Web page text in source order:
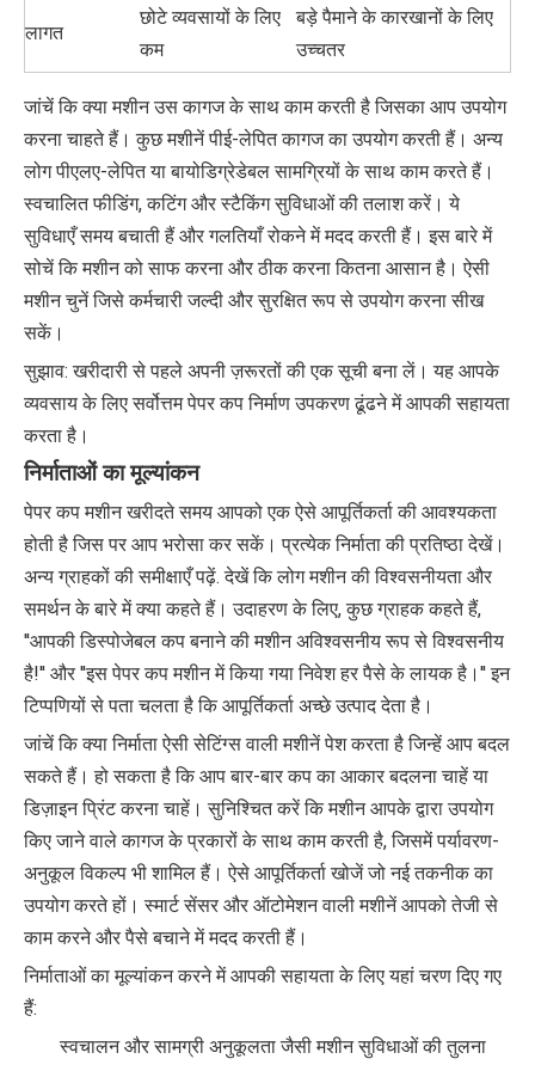
लागत
छोटे व्यवसायों के लिए
कम
बड़े पैमाने के कारखानों के लिए
उच्चतर
जांचें कि क्या मशीन उस कागज के साथ काम करती है जिसका आप उपयोग
करना चाहते हैं। कुछ मशीनें पीई-लेपित कागज का उपयोग करती हैं। अन्य
लोग पीएलए-लेपित या बायोडिग्रेडेबल सामग्रियों के साथ काम करते हैं।
स्वचालित फीडिंग, कटिंग और स्टैकिंग सुविधाओं की तलाश करें। ये
सुविधाएँ समय बचाती हैं और गलतियाँ रोकने में मदद करती हैं। इस बारे में
सोचें कि मशीन को साफ करना और ठीक करना कितना आसान है। ऐसी
मशीन चुनें जिसे कर्मचारी जल्दी और सुरक्षित रूप से उपयोग करना सीख
सकें।
सुझाव: खरीदारी से पहले अपनी ज़रूरतों की एक सूची बना लें। यह आपके
व्यवसाय के लिए सर्वोत्तम पेपर कप निर्माण उपकरण ढूंढने में आपकी सहायता
करता है।
निर्माताओं का मूल्यांकन
पेपर कप मशीन खरीदते समय आपको एक ऐसे आपूर्तिकर्ता की आवश्यकता
होती है जिस पर आप भरोसा कर सकें। प्रत्येक निर्माता की प्रतिष्ठा देखें।
अन्य ग्राहकों की समीक्षाएँ पढ़ें. देखें कि लोग मशीन की विश्वसनीयता और
समर्थन के बारे में क्या कहते हैं। उदाहरण के लिए, कुछ ग्राहक कहते हैं,
''आपकी डिस्पोजेबल कप बनाने की मशीन अविश्वसनीय रूप से विश्वसनीय
है!'' और ''इस पेपर कप मशीन में किया गया निवेश हर पैसे के लायक है।'' इन
टिप्पणियों से पता चलता है कि आपूर्तिकर्ता अच्छे उत्पाद देता है।
जांचें कि क्या निर्माता ऐसी सेटिंग्स वाली मशीनें पेश करता है जिन्हें आप बदल
सकते हैं। हो सकता है कि आप बार-बार कप का आकार बदलना चाहें या
डिज़ाइन प्रिंट करना चाहें। सुनिश्चित करें कि मशीन आपके द्वारा उपयोग
किए जाने वाले कागज के प्रकारों के साथ काम करती है, जिसमें पर्यावरण-
अनुकूल विकल्प भी शामिल हैं। ऐसे आपूर्तिकर्ता खोजें जो नई तकनीक का
उपयोग करते हों। स्मार्ट सेंसर और ऑटोमेशन वाली मशीनें आपको तेजी से
काम करने और पैसे बचाने में मदद करती हैं।
निर्माताओं का मूल्यांकन करने में आपकी सहायता के लिए यहां चरण दिए गए
हैं:
स्वचालन और सामग्री अनुकूलता जैसी मशीन सुविधाओं की तुलना